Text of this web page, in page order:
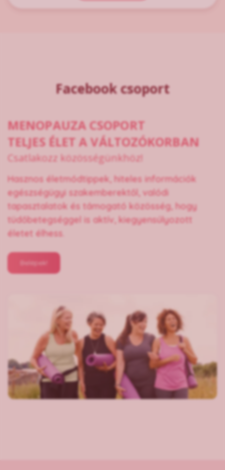
Facebook csoport
MENOPAUZA CSOPORT
TELJES ÉLET A VÁLTOZÓKORBAN
Csatlakozz közösségünkhöz!
Hasznos életmódtippek, hiteles információk
egészségügyi szakemberektől, valódi
tapasztalatok és támogató közösség, hogy
tüdőbetegséggel is aktív, kiegyensúlyozott
életet élhess.
Belépek!